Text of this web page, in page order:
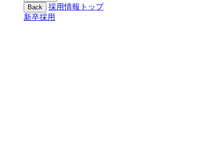
Back
採用情報トップ
新卒採用